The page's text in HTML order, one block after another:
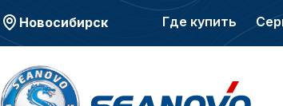
Новосибирск Где купить